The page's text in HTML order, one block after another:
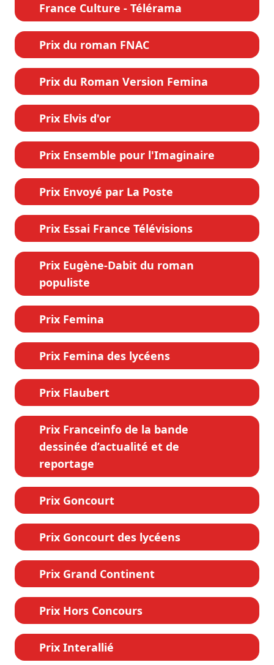
France Culture - Télérama
Prix du roman FNAC
Prix du Roman Version Femina
Prix Elvis d'or
Prix Ensemble pour l'Imaginaire
Prix Envoyé par La Poste
Prix Essai France Télévisions
Prix Eugène-Dabit du roman
populiste
Prix Femina
Prix Femina des lycéens
Prix Flaubert
Prix Franceinfo de la bande
dessinée d’actualité et de
reportage
Prix Goncourt
Prix Goncourt des lycéens
Prix Grand Continent
Prix Hors Concours
Prix Interallié